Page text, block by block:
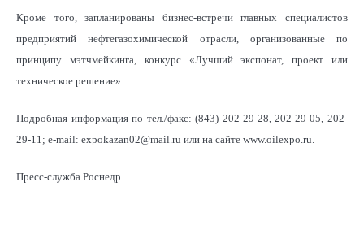
Кроме того, запланированы бизнес-встречи главных специалистов
предприятий нефтегазохимической отрасли, организованные по
принципу мэтчмейкинга, конкурс «Лучший экспонат, проект или
техническое решение».
Подробная информация по тел./факс: (843) 202-29-28, 202-29-05, 202-
29-11; e-mail: expokazan02@mail.ru или на сайте www.oilexpo.ru.
Пресс-служба Роснедр